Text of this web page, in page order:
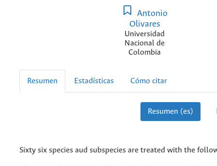
Antonio
Olivares
Universidad
Nacional de
Colombia
Resumen Estadísticas Cómo citar
Resumen (es)
Sixty six species aud subspecies are treated with the